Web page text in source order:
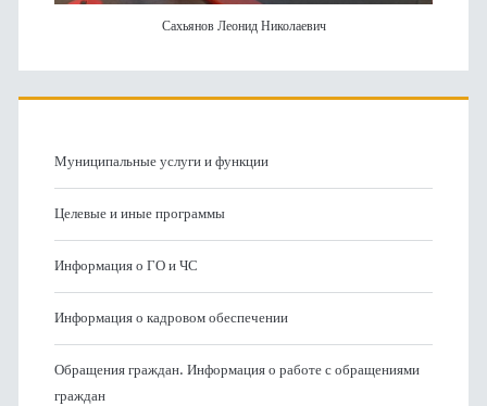
Сахьянов Леонид Николаевич
Муниципальные услуги и функции
Целевые и иные программы
Информация о ГО и ЧС
Информация о кадровом обеспечении
Обращения граждан. Информация о работе с обращениями
граждан